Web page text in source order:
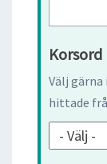
Korsord
Välj
hittade